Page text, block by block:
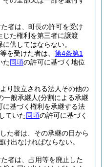
者は、町長の許可を受け
じた権利を第三者に譲渡
供してはならない。
を受けた者は、 第4条第1
た同項の許可に基づく地位
り設立される法人その他の
一般承継人(分割による承継
に基づく権利を承継する法
ていた同項の許可に基づく
た者は、その承継の日から
出なければならない。
者は、占用等を廃止した